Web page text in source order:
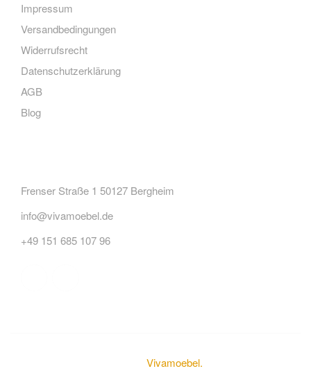
Impressum
Versandbedingungen
Widerrufsrecht
Datenschutzerklärung
AGB
Blog
Frenser Straße 1 50127 Bergheim
info@vivamoebel.de
+49 151 685 107 96
Vivamoebel.